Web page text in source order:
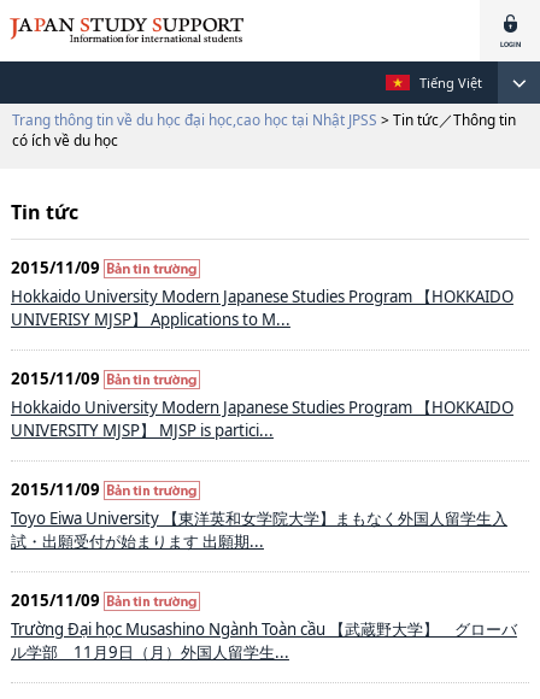
Tiếng Việt
Trang thông tin về du học đại học,cao học tại Nhật JPSS > Tin tức／Thông tin
có ích về du học
Tin tức
2015/11/09
Hokkaido University Modern Japanese Studies Program 【HOKKAIDO
UNIVERISY MJSP】 Applications to M...
2015/11/09
Hokkaido University Modern Japanese Studies Program 【HOKKAIDO
UNIVERSITY MJSP】 MJSP is partici...
2015/11/09
Toyo Eiwa University 【東洋英和女学院大学】まもなく外国人留学生入
試・出願受付が始まります 出願期...
2015/11/09
Trường Đại học Musashino Ngành Toàn cầu 【武蔵野大学】 グローバ
ル学部 11月9日（月）外国人留学生...